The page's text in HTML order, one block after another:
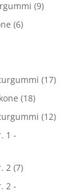
(9)
(6)
(17)
(18)
(12)
1 -
2 (7)
2 -